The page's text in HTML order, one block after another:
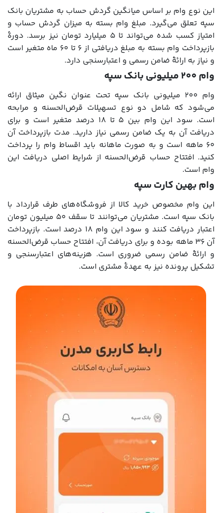
این نوع وام بر اساس میانگین گردش حساب به مشتریان بانک
سپه تعلق می‌گیرد. مبلغ وام بسته به میزان گردش حساب و
امتیاز کسب شده می‌تواند تا ۵ میلیارد تومان نیز برسد. دورۀ
بازپرداخت وام بسته به مبلغ دریافتی از ۶ تا ۶۰ ماه متغیر است
و نیاز به ارائۀ ضامن رسمی و اعتبارسنجی دارد.
وام ۲۰۰ میلیونی بانک سپه
وام ۲۰۰ میلیونی بانک سپه تحت عنوان نگین میثاق ارائه
می‌شود که شامل دو نوع تسهیلات قرض‌الحسنه و مرابحه
است. سود این وام بین ۵ تا ۱۸ درصد متغیر است و برای
دریافت آن به یک ضامن رسمی نیاز دارید. مدت بازپرداخت آن
۶۰ ماهه است و به صورت ماهانه باید اقساط وام را پرداخت
کنید. افتتاح حساب قرض‌الحسنه از شرایط اصلی دریافت این
وام است.
وام بهین کارت سپه
این وام مخصوص خرید کالا از فروشگاه‌های طرف قرارداد با
بانک سپه است. مشتریان می‌توانند تا سقف ۵۰ میلیون تومان
اعتبار دریافت کنند و سود این وام ۱۸ درصد است. بازپرداخت
آن ۳۶ ماهه بوده و برای دریافت آن، افتتاح حساب قرض‌الحسنه
و ارائۀ ضامن رسمی ضروری است. هزینه‌های اعتبارسنجی و
تشکیل پرونده نیز به عهدۀ مشتری است.